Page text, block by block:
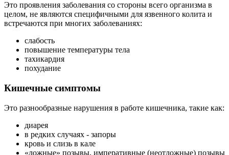
Это проявления заболевания со стороны всего организма в
целом, не являются специфичными для язвенного колита и
встречаются при многих заболеваниях:
слабость
повышение температуры тела
тахикардия
похудание
Кишечные симптомы
Это разнообразные нарушения в работе кишечника, такие как:
диарея
в редких случаях - запоры
кровь и слизь в кале
«ложные» позывы, императивные (неотложные) позывы